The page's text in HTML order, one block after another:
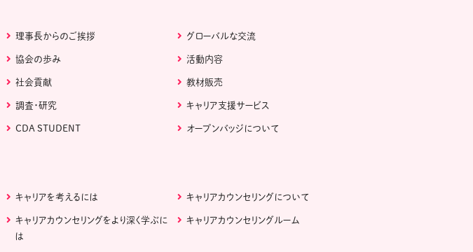
理事長からのご挨拶 グローバルな交流
協会の歩み 活動内容
社会貢献 教材販売
調査・研究 キャリア支援サービス
CDA STUDENT オープンバッジについて
キャリアを考えるには キャリアカウンセリングについて
キャリアカウンセリングをより深く学ぶに
は
キャリアカウンセリングルーム